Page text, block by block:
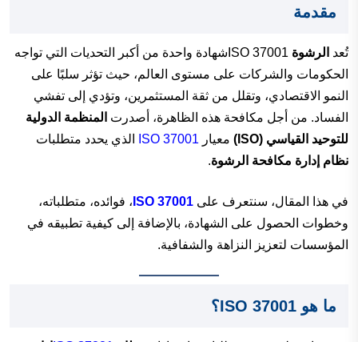
مقدمة
تُعد الرشوة
ISO 37001شهادة واحدة من أكبر التحديات التي تواجه
الحكومات والشركات على مستوى العالم، حيث تؤثر سلبًا على
النمو الاقتصادي، وتقلل من ثقة المستثمرين، وتؤدي إلى تفشي
الفساد. من أجل مكافحة هذه الظاهرة، أصدرت المنظمة الدولية
للتوحيد القياسي (ISO)
معيار ISO 37001
الذي يحدد متطلبات
نظام إدارة مكافحة الرشوة.
في هذا المقال، سنتعرف على ISO 37001 ، فوائده، متطلباته،
وخطوات الحصول على الشهادة، بالإضافة إلى كيفية تطبيقه في
المؤسسات لتعزيز النزاهة والشفافية.
ما هو ISO 37001؟